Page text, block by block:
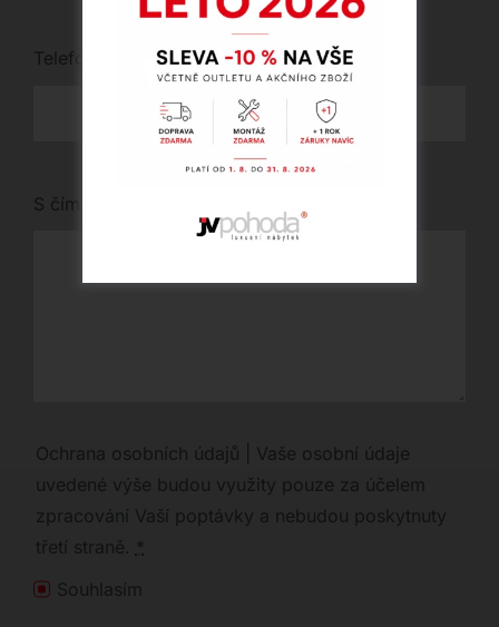
Telefon
S čím vám můžeme pomoci?
Ochrana osobních údajů | Vaše osobní údaje
uvedené výše budou využity pouze za účelem
zpracování Vaší poptávky a nebudou poskytnuty
třetí straně. *
Souhlasím